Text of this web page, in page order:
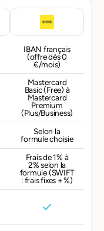
IBAN français
(offre dès 0
€/mois)
Mastercard
Basic (Free) à
Mastercard
Premium
(Plus/Business)
Selon la
formule choisie
Frais de 1% à
2% selon la
formule (SWIFT
: frais fixes + %)